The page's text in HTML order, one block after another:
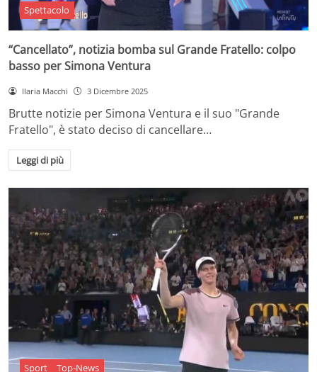
Spettacolo
“Cancellato”, notizia bomba sul Grande Fratello: colpo
basso per Simona Ventura
Ilaria Macchi 3 Dicembre 2025
Brutte notizie per Simona Ventura e il suo "Grande
Fratello", è stato deciso di cancellare…
Leggi di più
Sport Top-News